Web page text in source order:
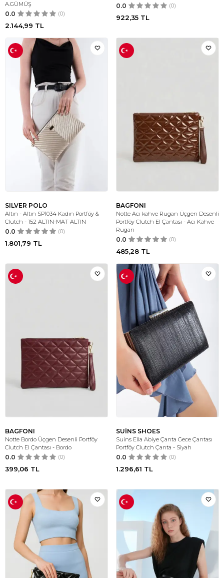
A.GÜMÜŞ
0.0 (0)
2.144,99 TL
0.0 (0)
922,35 TL
SILVER POLO
Altın - Altın SP1034 Kadın Portföy &
Clutch - 152 ALTIN-MAT ALTIN
0.0 (0)
1.801,79 TL
BAGFONI
Notte Acı kahve Rugan Üçgen Desenli
Portföy Clutch El Çantası - Acı Kahve
Rugan
0.0 (0)
485,28 TL
BAGFONI
Notte Bordo Üçgen Desenli Portföy
Clutch El Çantası - Bordo
0.0 (0)
399,06 TL
SUİNS SHOES
Suins Ella Abiye Çanta Gece Çantası
Portföy Clutch Çanta - Siyah
0.0 (0)
1.296,61 TL